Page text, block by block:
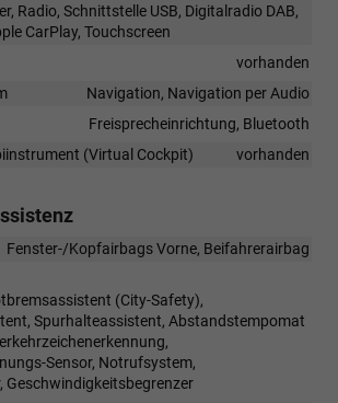
Radio, Schnittstelle USB, Digitalradio DAB,
CarPlay, Touchscreen
vorhanden
Navigation, Navigation per Audio
Freisprecheinrichtung, Bluetooth
(Virtual Cockpit)
vorhanden
Fenster-/Kopfairbags Vorne, Beifahrerairbag
(City-Safety),
Spurhalteassistent, Abstandstempomat
Sensor, Notrufsystem,
Geschwindigkeitsbegrenzer